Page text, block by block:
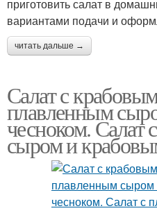
приготовить салат в
вариантами подачи и
читать дальше →
Салат с
плавленным
чесноком. Салат
сыром и